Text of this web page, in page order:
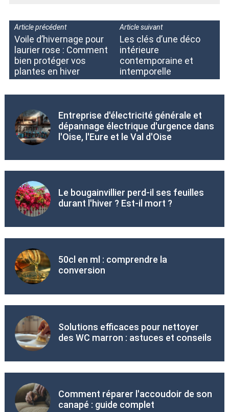
Article précédent
Voile d’hivernage pour
laurier rose : Comment
bien protéger vos
plantes en hiver
Article suivant
Les clés d’une déco
intérieure
contemporaine et
intemporelle
Entreprise d'électricité générale et
dépannage électrique d'urgence dans
l'Oise, l'Eure et le Val d'Oise
Le bougainvillier perd-il ses feuilles
durant l'hiver ? Est-il mort ?
50cl en ml : comprendre la
conversion
Solutions efficaces pour nettoyer
des WC marron : astuces et conseils
Comment réparer l'accoudoir de son
canapé : guide complet